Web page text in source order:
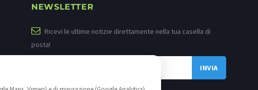
NEWSLETTER
Ricevi le ultime notizie direttamente nella tua casella di
posta!